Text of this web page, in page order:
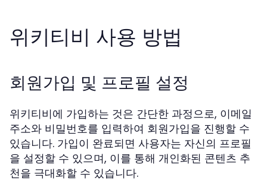
위키티비 사용 방법
회원가입 및 프로필 설정
위키티비에 가입하는 것은 간단한 과정으로, 이메일
주소와 비밀번호를 입력하여 회원가입을 진행할 수
있습니다. 가입이 완료되면 사용자는 자신의 프로필
을 설정할 수 있으며, 이를 통해 개인화된 콘텐츠 추
천을 극대화할 수 있습니다.